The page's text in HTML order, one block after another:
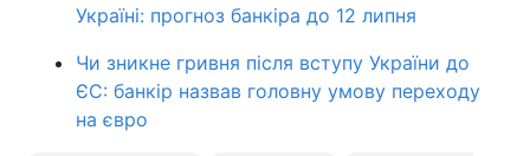
Україні: прогноз банкіра до 12 липня
Чи зникне гривня після вступу України до
ЄС: банкір назвав головну умову переходу
на євро